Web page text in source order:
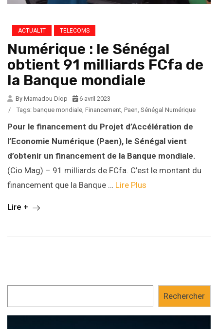
ACTUAL’IT TELECOMS
Numérique : le Sénégal
obtient 91 milliards FCfa de
la Banque mondiale
By Mamadou Diop
6 avril 2023
/
Tags: banque mondiale Financement Paen Sénégal Numérique
Pour le financement du Projet d’Accélération de
l’Economie Numérique (Paen), le Sénégal vient
d’obtenir un financement de la Banque mondiale.
(Cio Mag) – 91 milliards de FCfa. C’est le montant du
financement que la Banque … Lire Plus
Lire +
Rechercher